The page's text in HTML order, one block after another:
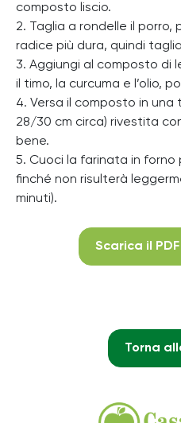
composto liscio.
2. Taglia a rondelle il porro,
radice più dura, quindi
3. Aggiungi al composto di
il timo, la curcuma e l’olio,
4. Versa il composto in
28/30 cm circa) rivestita
bene.
5. Cuoci la farinata in forno
finché non risulterà
minuti).
Scarica il
Torna